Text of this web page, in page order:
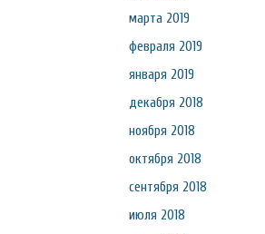
марта 2019
февраля 2019
января 2019
декабря 2018
ноября 2018
октября 2018
сентября 2018
июля 2018